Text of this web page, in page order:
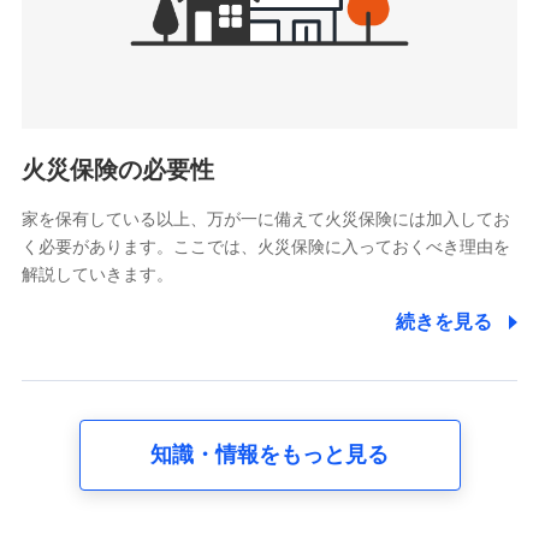
供し、金融商品等の契約を勧奨するため
アンケートやキャンペーン等の実施のため
電話対応の品質向上およびお問合せ内容の正確な把握のため
6.採用応募者の個人情報
採用選考および入社手続を実施するため
8.取引先個人情報
取引先としての選定業務、営業情報の提供業務、契約締結手
火災保険の必要性
家を保有している以上、万が一に備えて火災保険には加入してお
く必要があります。ここでは、火災保険に入っておくべき理由を
解説していきます。
続きを見る
知識・情報をもっと見る